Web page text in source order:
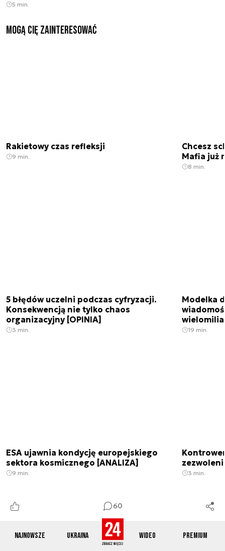
Najnowsze Ukraina Wideo Premium
60
5 min.
Mogą Cię zainteresować
Rakietowy czas refleksji
9 min.
Chcesz
Mafia już
8 min.
5 błędów uczelni podczas cyfryzacji.
Konsekwencją nie tylko chaos
organizacyjny [OPINIA]
3 min.
Modelka
19 min.
ESA ujawnia kondycję europejskiego
sektora kosmicznego [ANALIZA]
9 min. 3 min.